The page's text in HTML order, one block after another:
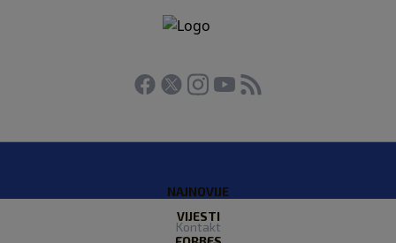
NAJNOVIJE
VIJESTI
Kontakt